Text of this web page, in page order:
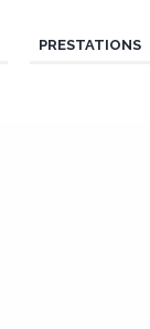
PRESTATIONS